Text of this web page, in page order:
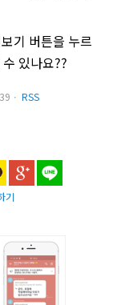
기 버튼을 누르
있나요??
ㆍ RSS
기